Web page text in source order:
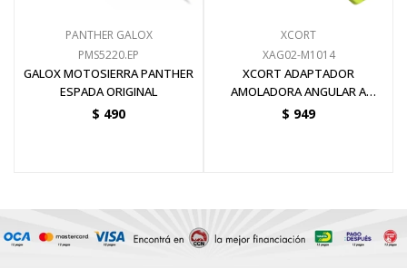
PANTHER GALOX
PMS5220.EP
GALOX MOTOSIERRA PANTHER
ESPADA ORIGINAL
$ 490
XCORT
XAG02-M1014
XCORT ADAPTADOR
AMOLADORA ANGULAR A
ELECTROSIERRA 12 PULGADAS
$ 949